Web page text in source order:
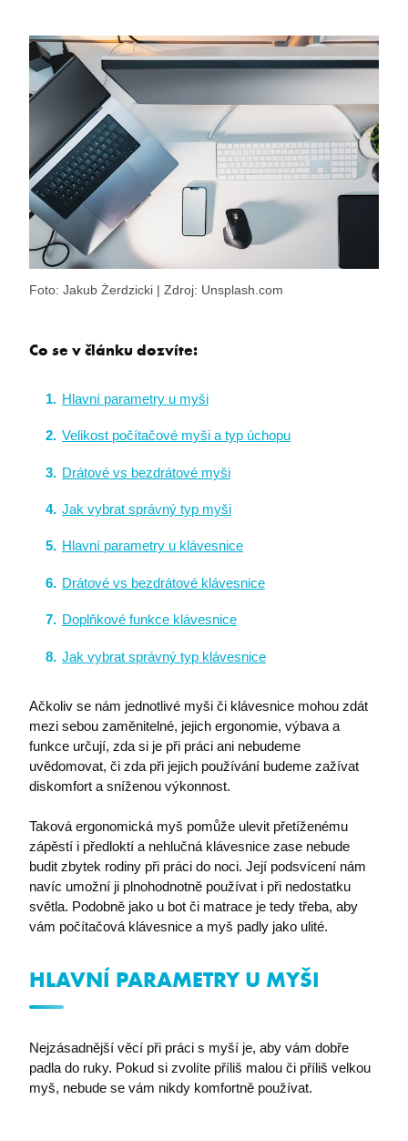
Foto: Jakub Żerdzicki | Zdroj: Unsplash.com
Co se v článku dozvíte:
Hlavní parametry u myši
Velikost počítačové myši a typ úchopu
Drátové vs bezdrátové myši
Jak vybrat správný typ myši
Hlavní parametry u klávesnice
Drátové vs bezdrátové klávesnice
Doplňkové funkce klávesnice
Jak vybrat správný typ klávesnice
Ačkoliv se nám jednotlivé myši či klávesnice mohou zdát
mezi sebou zaměnitelné, jejich ergonomie, výbava a
funkce určují, zda si je při práci ani nebudeme
uvědomovat, či zda při jejich používání budeme zažívat
diskomfort a sníženou výkonnost.
​Taková ergonomická myš pomůže ulevit přetíženému
zápěstí i předloktí a nehlučná klávesnice zase nebude
budit zbytek rodiny při práci do noci. Její podsvícení nám
navíc umožní ji plnohodnotně používat i při nedostatku
světla. Podobně jako u bot či matrace je tedy třeba, aby
vám počítačová klávesnice a myš padly jako ulité.
HLAVNÍ PARAMETRY U MYŠI
Nejzásadnější věcí při práci s myší je, aby vám dobře
padla do ruky. Pokud si zvolíte příliš malou či příliš velkou
myš, nebude se vám nikdy komfortně používat.